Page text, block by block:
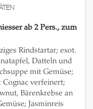
ab 2 Pers., zum
Rindstartar; exot.
Datteln und
mit Gemüse;
verfeinert;
Bärenkrebse an
Jasminreis